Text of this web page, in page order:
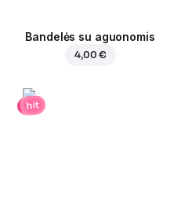
Bandelės su aguonomis
4,00 €
hit